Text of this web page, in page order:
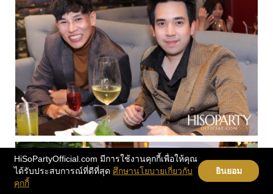
HiSoPartyOfficial.com มีการใช้งานคุกกี้เพื่อให้คุณ
ได้รับประสบการณ์ที่ดีที่สุด ศึกษานโยบายเกี่ยวกับ
คุกกี้
ยินยอม